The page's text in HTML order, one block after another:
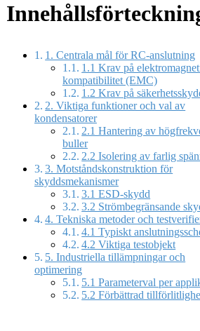
1. Centrala mål för RC-anslutning
1.1 Krav på
kompatibilitet (EMC)
1.2 Krav på
2. Viktiga funktioner och val av
kondensatorer
2.1 Hantering av
buller
2.2 Isolering av farlig
3. Motståndskonstruktion för
skyddsmekanismer
3.1 ESD-skydd
3.2 Strömbegränsande
4. Tekniska metoder och
4.1 Typiskt
4.2 Viktiga testobjekt
5. Industriella tillämpningar och
optimering
5.1 Parameterval per
5.2 Förbättrad